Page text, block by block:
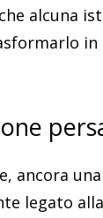
alcuna
in
ancora
legato